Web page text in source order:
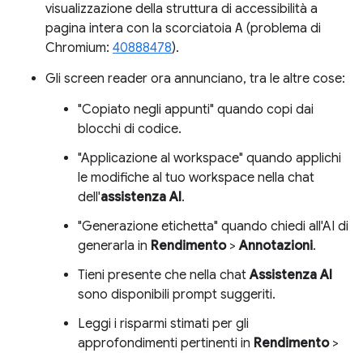
visualizzazione della struttura di accessibilità a
pagina intera con la scorciatoia A (problema di
Chromium: 40888478).
Gli screen reader ora annunciano, tra le altre cose:
"Copiato negli appunti" quando copi dai
blocchi di codice.
"Applicazione al workspace" quando applichi
le modifiche al tuo workspace nella chat
dell'assistenza AI.
"Generazione etichetta" quando chiedi all'AI di
generarla in Rendimento>Annotazioni.
Tieni presente che nella chatAssistenza AI
sono disponibili prompt suggeriti.
Leggi i risparmi stimati per gli
approfondimenti pertinenti in Rendimento>